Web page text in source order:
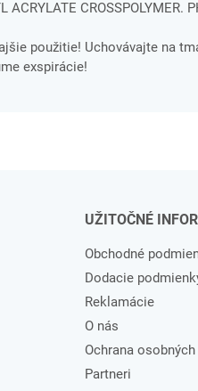
ACRYLATE CROSSPOLYMER.
použitie! Uchovávajte na
exspirácie!
UŽITOČNÉ
Obchodné
Dodacie
Reklamácie
O nás
Ochrana
Partneri